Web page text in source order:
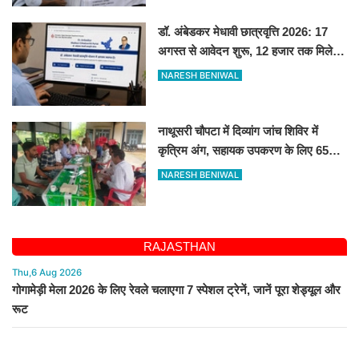
डॉ. अंबेडकर मेधावी छात्रवृत्ति 2026: 17
अगस्त से आवेदन शुरू, 12 हजार तक मिलेगी
स्कॉलरशिप, जानें जरूरी डॉक्यूमेंट्स
NARESH BENIWAL
नाथूसरी चौपटा में दिव्यांग जांच शिविर में
कृत्रिम अंग, सहायक उपकरण के लिए 65
व्यक्तियों का चयन
NARESH BENIWAL
RAJASTHAN
Thu,6 Aug 2026
गोगामेड़ी मेला 2026 के लिए रेवले चलाएगा 7 स्पेशल ट्रेनें, जानें पूरा शेड्यूल और
रूट